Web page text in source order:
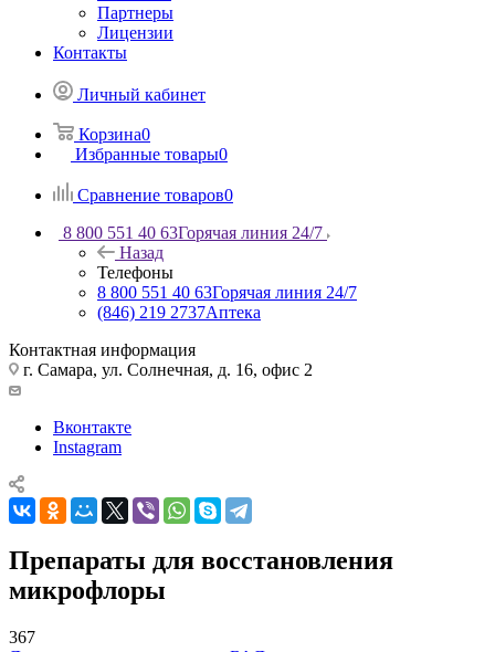
Партнеры
Лицензии
Контакты
Личный кабинет
Корзина0
Избранные товары0
Сравнение товаров0
8 800 551 40 63Горячая линия 24/7
Назад
Телефоны
8 800 551 40 63Горячая линия 24/7
(846) 219 2737Аптека
Контактная информация
г. Самара, ул. Солнечная, д. 16, офис 2
Вконтакте
Instagram
Препараты для восстановления
микрофлоры
367